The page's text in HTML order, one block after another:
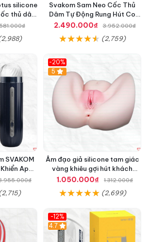
silicone
thủ dâm
Svakom Sam Neo Cốc Thủ
Dâm Tự Động Rung Hút Co
Bóp App Điều Khiển
2.490.000₫ 3.952.000₫
(2,759)
SVAKOM
App
-20%
Hot
5
Âm đạo giả silicone tam giác
vàng khiêu gợi hút khách
hàng nam
1.050.000₫ 1.312.000₫
(2,699)
-12%
Hot
4.7